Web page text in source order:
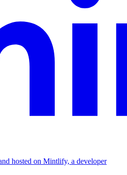
hosted on Mintlify, a developer